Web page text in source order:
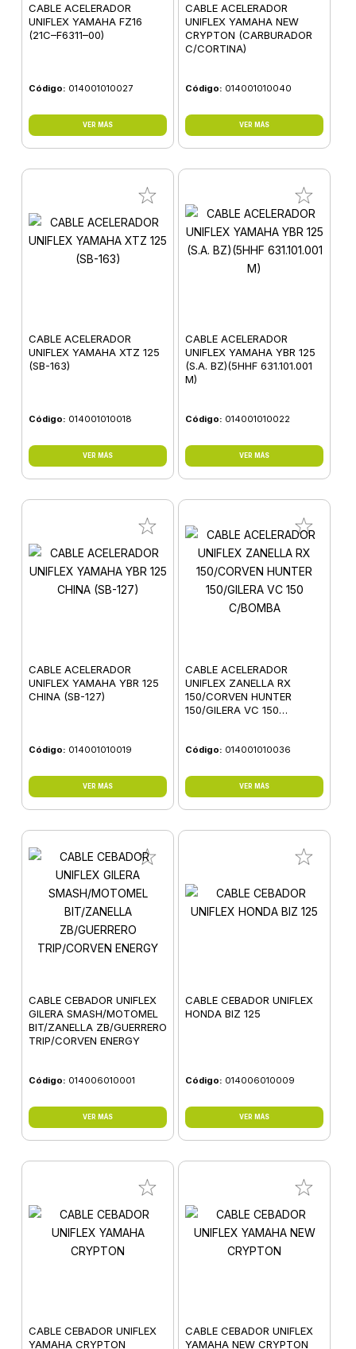
CABLE ACELERADOR
UNIFLEX YAMAHA FZ16
(21C–F6311–00)
Código: 014001010027
VER MÁS
CABLE ACELERADOR
UNIFLEX YAMAHA NEW
CRYPTON (CARBURADOR
C/CORTINA)
Código: 014001010040
VER MÁS
CABLE ACELERADOR
UNIFLEX YAMAHA XTZ 125
(SB-163)
Código: 014001010018
VER MÁS
CABLE ACELERADOR
UNIFLEX YAMAHA YBR 125
(S.A. BZ)(5HHF 631.101.001
M)
Código: 014001010022
VER MÁS
CABLE ACELERADOR
UNIFLEX YAMAHA YBR 125
CHINA (SB-127)
Código: 014001010019
VER MÁS
CABLE ACELERADOR
UNIFLEX ZANELLA RX
150/CORVEN HUNTER
150/GILERA VC 150
Código: 014001010036
VER MÁS
CABLE CEBADOR UNIFLEX
GILERA SMASH/MOTOMEL
BIT/ZANELLA ZB/GUERRERO
TRIP/CORVEN ENERGY
Código: 014006010001
VER MÁS
CABLE CEBADOR UNIFLEX
HONDA BIZ 125
Código: 014006010009
VER MÁS
CABLE CEBADOR UNIFLEX
YAMAHA CRYPTON
CABLE CEBADOR UNIFLEX
YAMAHA NEW CRYPTON